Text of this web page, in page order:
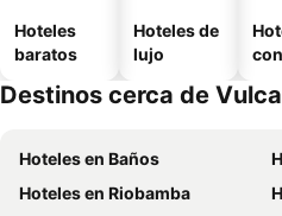
Hoteles
baratos
Hoteles de
lujo
con
Destinos cerca de
Hoteles en Baños
Hoteles en Riobamba